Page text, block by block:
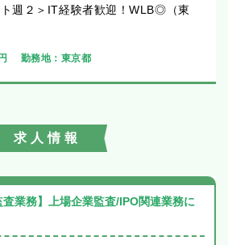
ト週２＞IT経験者歓迎！WLB◎（東
勤務地： 東京都
求人情報
査業務】上場企業監査/IPO関連業務に